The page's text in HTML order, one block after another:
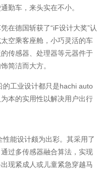
勤车，来头实在不小。
在德国斩获了“iF设计大奖”认
空乘客座舱，小巧灵活的车
传感器、处理器等元器件于
简洁而大方。
的工业设计都只是hachi auto
本的实用性以解决用户出行
能设计颇为出彩。其采用了
过多传感器融合算法，实现
现紧成人或儿童紧急穿越马